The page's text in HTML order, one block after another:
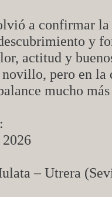
a confirmar la
y
actitud y
pero en
mucho
2026
– Utrera